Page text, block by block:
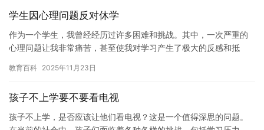
学生因心理问题反对休学
作为一个学生，我曾经经历过许多困难和挑战。其中，一次严重的
心理问题让我非常痛苦，甚至使我对学习产生了极大的反感和抵
习。今天，…
教育百科 2025年11月23日
孩子不上学要不要看电视
孩子不上学，是否应该让他们看电视？这是一个值得深思的问题。